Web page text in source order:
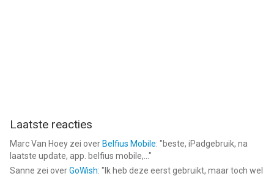
Laatste reacties
Marc Van Hoey zei over Belfius Mobile: "beste, iPadgebruik, na
laatste update, app. belfius mobile,... "
Sanne zei overGoWish: " Ik heb deze eerst gebruikt, maar toch wel